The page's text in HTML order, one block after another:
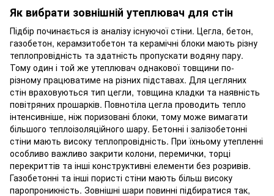
Як вибрати зовнішній утеплювач для стін
Підбір починається із аналізу існуючої стіни. Цегла, бетон,
газобетон, керамзитобетон та керамічні блоки мають різну
теплопровідність та здатність пропускати водяну пару.
Тому один і той же утеплювач однакової товщини по-
різному працюватиме на різних підставах. Для цегляних
стін враховуються тип цегли, товщина кладки та наявність
повітряних прошарків. Повнотіла цегла проводить тепло
інтенсивніше, ніж поризовані блоки, тому може вимагати
більшого теплоізоляційного шару. Бетонні і залізобетонні
стіни мають високу теплопровідність. При їхньому утепленні
особливо важливо закрити колони, перемички, торці
перекриттів та інші конструктивні елементи без розривів.
Газобетонні та інші пористі стіни мають більш високу
паропроникність. Зовнішні шари повинні підбиратися так,